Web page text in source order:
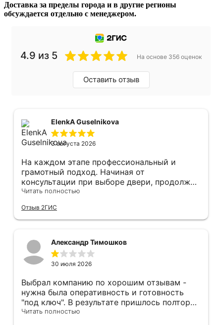
Доставка за пределы города и в другие регионы
обсуждается отдельно с менеджером.
4.9 из 5 На основе 356 оценок
Оставить отзыв
ElenkA Guselnikova
3 августа 2026
На каждом этапе профессиональный и
грамотный подход. Начиная от
консультации при выборе двери, продолжая
оперативным замером, завершая быстрой и
оформление двери - отдельное спасибо!
Рекомендуем и планируем в дальнейшем, по
Читать полностью
Отзыв 2ГИС
Александр Тимошков
30 июля 2026
Выбрал компанию по хорошим отзывам -
нужна была оперативность и готовность
"под ключ". В результате пришлось полтора
часа потратить на уборку подъезда, так как
Читать полностью